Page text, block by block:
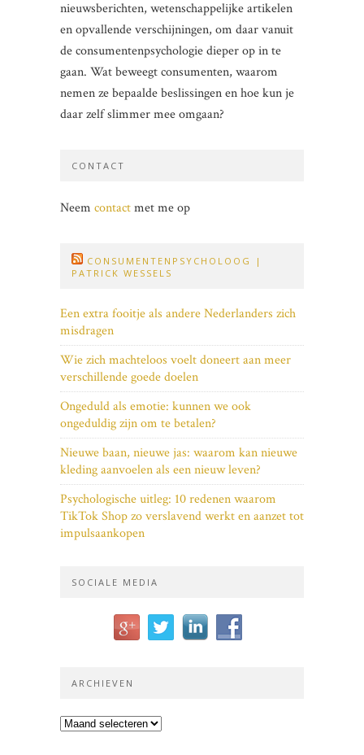
nieuwsberichten, wetenschappelijke artikelen
en opvallende verschijningen, om daar vanuit
de consumentenpsychologie dieper op in te
gaan. Wat beweegt consumenten, waarom
nemen ze bepaalde beslissingen en hoe kun je
daar zelf slimmer mee omgaan?
CONTACT
Neem contactmet me op
CONSUMENTENPSYCHOLOOG |
PATRICK WESSELS
Een extra fooitje als andere Nederlanders zich
misdragen
Wie zich machteloos voelt doneert aan meer
verschillende goede doelen
Ongeduld als emotie: kunnen we ook
ongeduldig zijn om te betalen?
Nieuwe baan, nieuwe jas: waarom kan nieuwe
kleding aanvoelen als een nieuw leven?
Psychologische uitleg: 10 redenen waarom
TikTok Shop zo verslavend werkt en aanzet tot
impulsaankopen
SOCIALE MEDIA
ARCHIEVEN
Archieven